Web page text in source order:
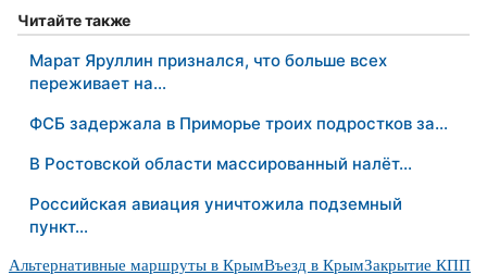
Читайте также
Марат Яруллин признался, что больше всех
переживает на…
ФСБ задержала в Приморье троих подростков за…
В Ростовской области массированный налёт…
Российская авиация уничтожила подземный
пункт…
Альтернативные маршруты в КрымВъезд в КрымЗакрытие КПП